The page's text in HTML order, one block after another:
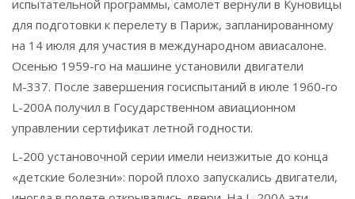
испытательной программы, самолет вернули в Куновицы
для подготовки к перелету в Париж, запланированному
на 14 июля для участия в международном авиасалоне.
Осенью 1959-го на машине установили двигатели
М-337. После завершения госиспытаний в июле 1960-го
L-200A получил в Государственном авиационном
управлении сертификат летной годности.
L-200 установочной серии имели неизжитые до конца
«детские болезни»: порой плохо запускались двигатели,